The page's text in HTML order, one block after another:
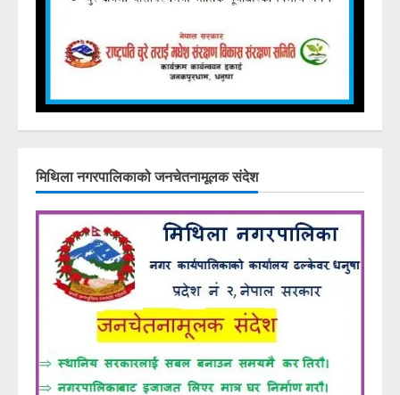
मिथिला नगरपालिकाको जनचेतनामूलक संदेश